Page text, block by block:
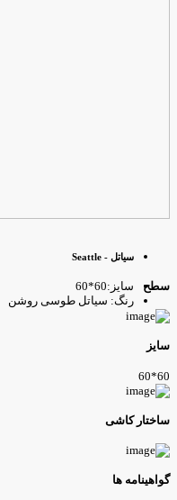
سیاتل - Seattle
سایز:60*60
رنگ: سیاتل طوسی روشن
کاشی
ها